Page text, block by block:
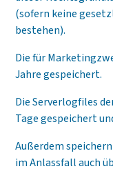
(sofern keine
bestehen).
Die für
Jahre gespeichert.
Die Serverlogfiles
Tage gespeichert
Außerdem
im Anlassfall auch